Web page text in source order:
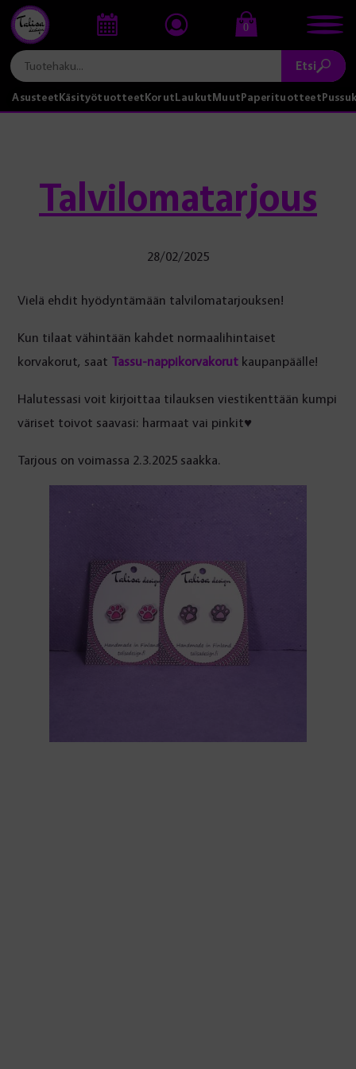
0
Etsi
AsusteetKäsityötuotteetKorutLaukutMuutPaperituotteet
Talvilomatarjous
28/02/2025
Vielä ehdit hyödyntämään talvilomatarjouksen!
Kun tilaat vähintään kahdet normaalihintaiset
korvakorut, saat Tassu-nappikorvakorut kaupanpäälle!
Halutessasi voit kirjoittaa tilauksen viestikenttään kumpi
väriset toivot saavasi: harmaat vai pinkit♥
Tarjous on voimassa 2.3.2025 saakka.